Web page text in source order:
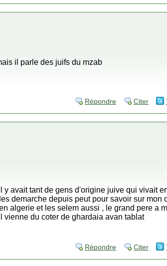
il parle des juifs du mzab
Répondre Citer
avait tant de gens d'origine juive qui vivait
demarche depuis peut pour savoir sur mon
algerie et les selem aussi , le grand pere a
vienne du coter de ghardaia avan tablat
Répondre Citer